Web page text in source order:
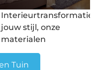
Interieurtransformatie:
jouw stijl, onze
materialen
Tuin